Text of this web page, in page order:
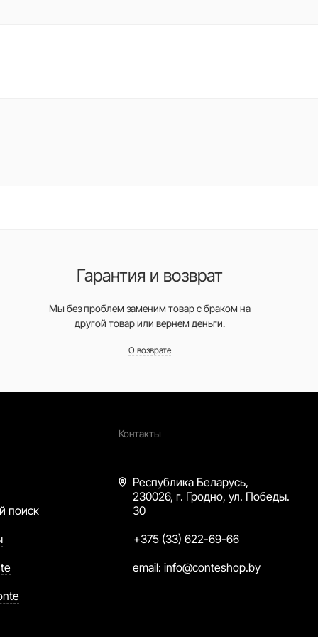
Гарантия и возврат
Мы без проблем заменим товар с браком на
другой товар или вернем деньги.
О возврате
поиск
Контакты
Республика Беларусь,
230026, г. Гродно, ул. Победы.
30
+375 (33) 622-69-66
email:info@conteshop.by